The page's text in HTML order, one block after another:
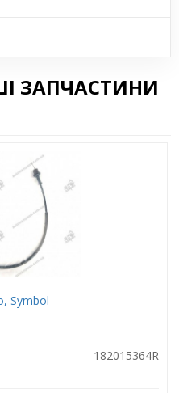
ЗАПЧАСТИНИ
Symbol
182015364R